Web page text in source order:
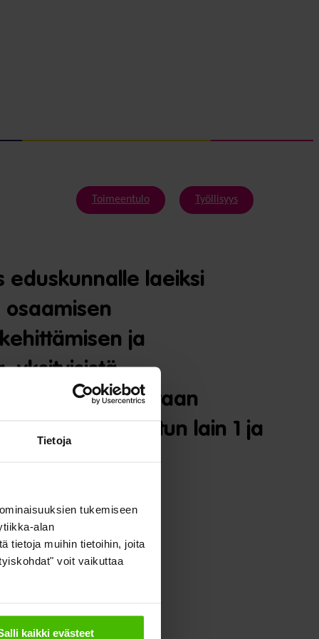
Tietoja
tukemiseen
alan
tietoja muihin tietoihin, joita
voit vaikuttaa
kaikki evästeet
Toimeentulo Työllisyys
eduskunnalle laeiksi
osaamisen
ja
yksityisistä
toimintaan
annetun lain 1 ja